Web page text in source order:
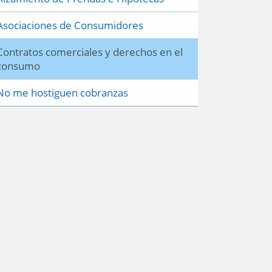
de Consumidores
comerciales y derechos en el
me hostiguen cobranzas